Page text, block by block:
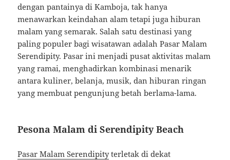
dengan pantainya di Kamboja, tak hanya
menawarkan keindahan alam tetapi juga hiburan
malam yang semarak. Salah satu destinasi yang
paling populer bagi wisatawan adalah Pasar Malam
Serendipity. Pasar ini menjadi pusat aktivitas malam
yang ramai, menghadirkan kombinasi menarik
antara kuliner, belanja, musik, dan hiburan ringan
yang membuat pengunjung betah berlama-lama.
Pesona Malam di Serendipity Beach
Pasar Malam Serendipityterletak di dekat